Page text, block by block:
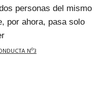
personas del mismo
por ahora, pasa solo
Nº3